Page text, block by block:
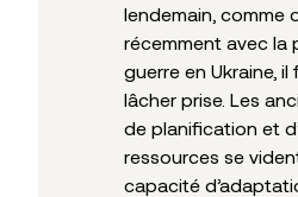
lendemain, comme
récemment avec la
guerre en Ukraine,
lâcher prise. Les
de planification et
ressources se
capacité